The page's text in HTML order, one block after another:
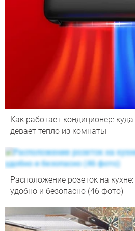
Как работает кондиционер:
девает тепло из комнаты
Расположение розеток на
удобно и безопасно (46 фото)